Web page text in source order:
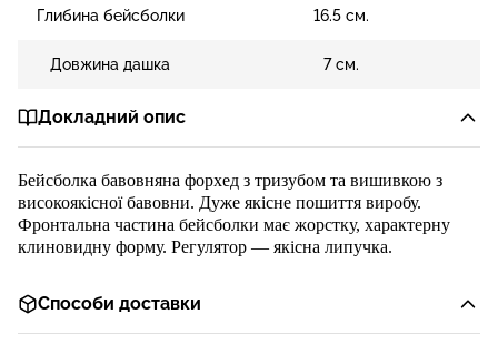
Глибина бейсболки 16.5 см.
Довжина дашка 7 см.
Докладний опис
Бейсболка бавовняна форхед з тризубом та вишивкою з
високоякісної бавовни. Дуже якісне пошиття виробу.
Фронтальна частина бейсболки має жорстку, характерну
клиновидну форму. Регулятор — якісна липучка.
Способи доставки